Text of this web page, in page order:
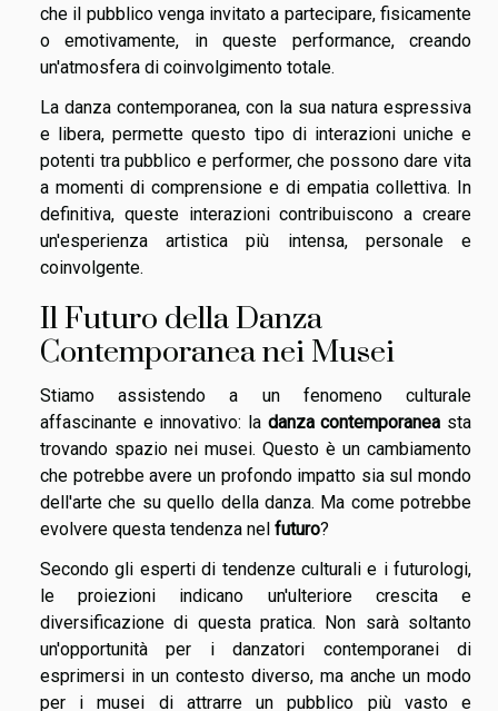
che il pubblico venga invitato a partecipare, fisicamente
o emotivamente, in queste performance, creando
un'atmosfera di coinvolgimento totale.
La danza contemporanea, con la sua natura espressiva
e libera, permette questo tipo di interazioni uniche e
potenti tra pubblico e performer, che possono dare vita
a momenti di comprensione e di empatia collettiva. In
definitiva, queste interazioni contribuiscono a creare
un'esperienza artistica più intensa, personale e
coinvolgente.
Il Futuro della Danza
Contemporanea nei Musei
Stiamo assistendo a un fenomeno culturale
affascinante e innovativo: la danza contemporanea sta
trovando spazio nei musei. Questo è un cambiamento
che potrebbe avere un profondo impatto sia sul mondo
dell'arte che su quello della danza. Ma come potrebbe
evolvere questa tendenza nel futuro?
Secondo gli esperti di tendenze culturali e i futurologi,
le proiezioni indicano un'ulteriore crescita e
diversificazione di questa pratica. Non sarà soltanto
un'opportunità per i danzatori contemporanei di
esprimersi in un contesto diverso, ma anche un modo
per i musei di attrarre un pubblico più vasto e